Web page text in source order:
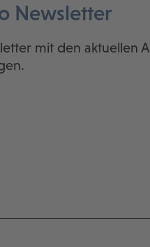
Newsletter
mit den aktuellen